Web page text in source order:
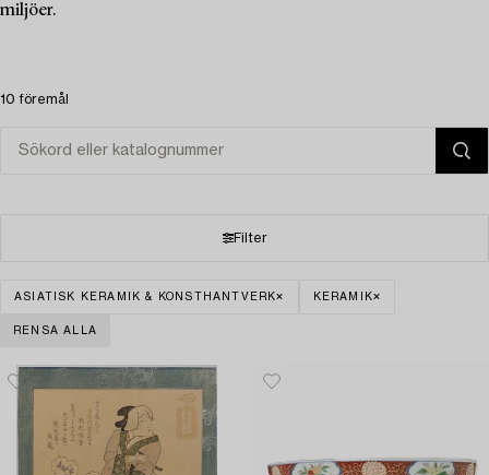
miljöer.
10 föremål
Filter
ASIATISK KERAMIK & KONSTHANTVERK KERAMIK
RENSA ALLA